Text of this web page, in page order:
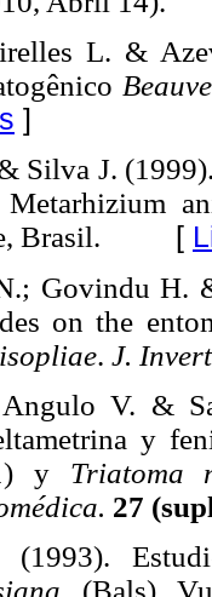
L. &
]
Silva J.
Metarhizium
Brasil.
[
Govindu H.
on the
. J.
V. &
y
y Triatoma
27
(Bals)